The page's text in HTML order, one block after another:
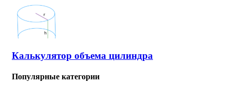
Калькулятор объема цилиндра
Популярные категории